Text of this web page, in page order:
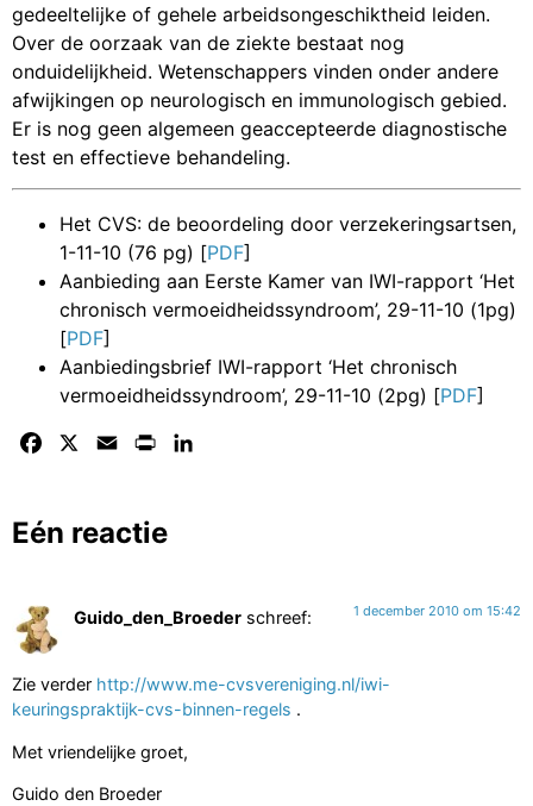
gedeeltelijke of gehele arbeidsongeschiktheid leiden.
Over de oorzaak van de ziekte bestaat nog
onduidelijkheid. Wetenschappers vinden onder andere
afwijkingen op neurologisch en immunologisch gebied.
Er is nog geen algemeen geaccepteerde diagnostische
test en effectieve behandeling.
Het CVS: de beoordeling door verzekeringsartsen,
1-11-10 (76 pg) [PDF]
Aanbieding aan Eerste Kamer van IWI-rapport ‘Het
chronisch vermoeidheidssyndroom’, 29-11-10 (1pg)
[PDF]
Aanbiedingsbrief IWI-rapport ‘Het chronisch
vermoeidheidssyndroom’, 29-11-10 (2pg) [PDF]
Facebook Email Print
Eén reactie
Guido_den_Broeder schreef: 1 december 2010 om 15:42
Zie verder http://www.me-cvsvereniging.nl/iwi-
keuringspraktijk-cvs-binnen-regels .
Met vriendelijke groet,
Guido den Broeder